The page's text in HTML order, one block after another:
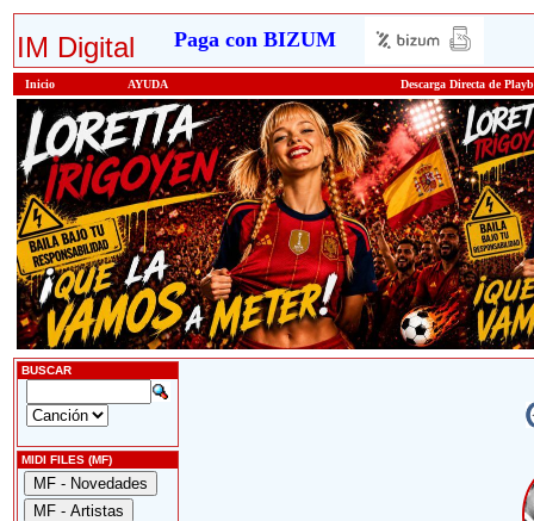
IM Digital Paga con BIZUM
Inicio AYUDA Descarga Directa de
BUSCAR
MIDI FILES (MF)